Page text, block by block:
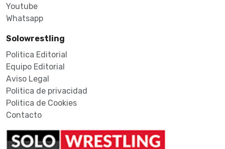
Youtube
Whatsapp
Solowrestling
Politica Editorial
Equipo Editorial
Aviso Legal
Politica de privacidad
Politica de Cookies
Contacto